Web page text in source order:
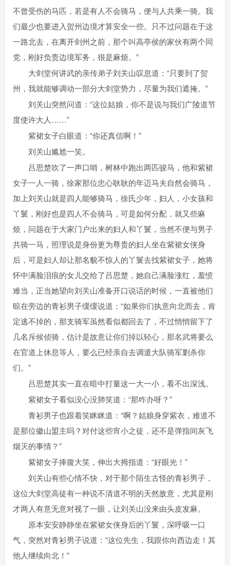
不曾受伤的马匹，若是有人不会骑马，便与人共乘一骑。我
们最少也要进入贺州边境才算安全一些。只不过问题在于这
一路北去，在离开剑州之前，那个叫高亭侯的家伙有两个同
党，刚好负责边境军务，很是麻烦。”
大剑堂何讲武的亲传弟子刘关山叹息道：“只要到了贺
州，我就能够调动一部分大剑堂势力，尽量为我们遮掩。”
刘关山突然问道：“这位姑娘，你不是说与我们广陵道节
度使许大人……”
紫裙女子白眼道：“你还真信啊！”
刘关山尴尬一笑。
吕思楚吹了一声口哨，树林中跑出两匹骏马，他和紫裙
女子一人一骑，徐家那位忠心耿耿的年迈马夫自然会骑马，
加上刘关山就是四人能够骑马，徐氏少年，妇人，小女孩和
丫鬟，刚好也是四人不会骑马，可是如何分配，就又些麻
烦，问题在于大家门户出来的妇人和丫鬟，当然不便与男子
共骑一马，照理说是身份更为尊贵的妇人坐在紫裙女侠身
后，可是妇人却让那名貌不惊人的丫鬟去找紫裙女子，她将
怀中满脸泪痕的女儿交给了吕思楚，她自己满脸涨红，羞愤
难当，正当她望向刘关山准备开口说话的时候，一直被他们
晾在旁边的青衫男子缓缓说道：“如果你们执意向北而去，肯
定逃不掉的，那支骑军虽然看似都回去了，不过悄悄留下了
几名斥候侦骑，估计是故意让你们掉以轻心，那名武将要么
在官道上休息等人，要么已经亲自去调遣大队骑军剿杀你
们。”
吕思楚其实一直在暗中打量这一大一小，看不出深浅。
紫裙女子看似没心没肺笑道：“那咋办呀？”
青衫男子也跟着笑眯眯道：“啊？姑娘身穿紫衣，难道不
是那位徽山盟主吗？对付这些宵小之徒，还不是弹指间灰飞
烟灭的事情？”
紫裙女子捧腹大笑，伸出大拇指道：“好眼光！”
刘关山有些心情不快，对于那个陌生古怪的青衫男子，
这位大剑堂高徒有一种说不清道不明的天然敌意，尤其是刚
才两人有意无意对视了一眼，让刘关山没来由头皮发麻。
原本安安静静坐在紫裙女侠身后的丫鬟，深呼吸一口
气，突然对青衫男子说道：“这位先生，我跟你向西边走！其
他人继续向北！”